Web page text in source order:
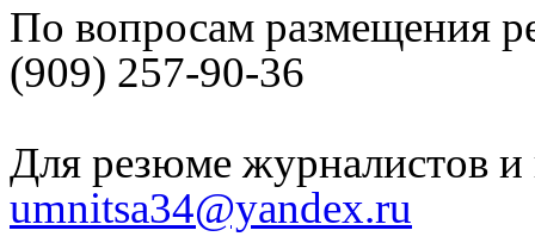
По вопросам размещения
(909) 257-90-36
Для резюме журналистов и
umnitsa34@yandex.ru